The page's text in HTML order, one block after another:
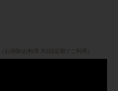
（お掃除/お料理 月2回定期でご利用）